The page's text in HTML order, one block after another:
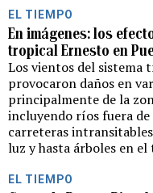
EL TIEMPO
En imágenes: los
tropical Ernesto en
Los vientos del sistema
provocaron daños en
principalmente de la
incluyendo ríos fuera de
carreteras
luz y hasta árboles en
EL TIEMPO